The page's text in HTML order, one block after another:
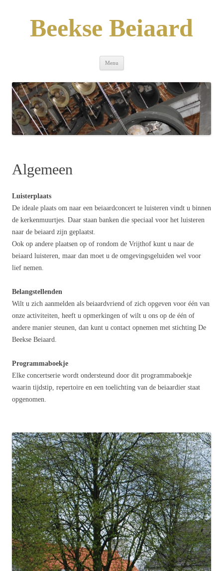
Beekse Beiaard
Menu
Algemeen
Luisterplaats
De ideale plaats om naar een beiaardconcert te luisteren vindt u binnen
de kerkenmuurtjes. Daar staan banken die speciaal voor het luisteren
naar de beiaard zijn geplaatst.
Ook op andere plaatsen op of rondom de Vrijthof kunt u naar de
beiaard luisteren, maar dan moet u de omgevingsgeluiden wel voor
lief nemen.
Belangstellenden
Wilt u zich aanmelden als beiaardvriend of zich opgeven voor één van
onze activiteiten, heeft u opmerkingen of wilt u ons op de één of
andere manier steunen, dan kunt u contact opnemen met stichting De
Beekse Beiaard.
Programmaboekje
Elke concertserie wordt ondersteund door dit programmaboekje
waarin tijdstip, repertoire en een toelichting van de beiaardier staat
opgenomen.